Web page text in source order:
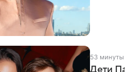
53 минуты
Дети